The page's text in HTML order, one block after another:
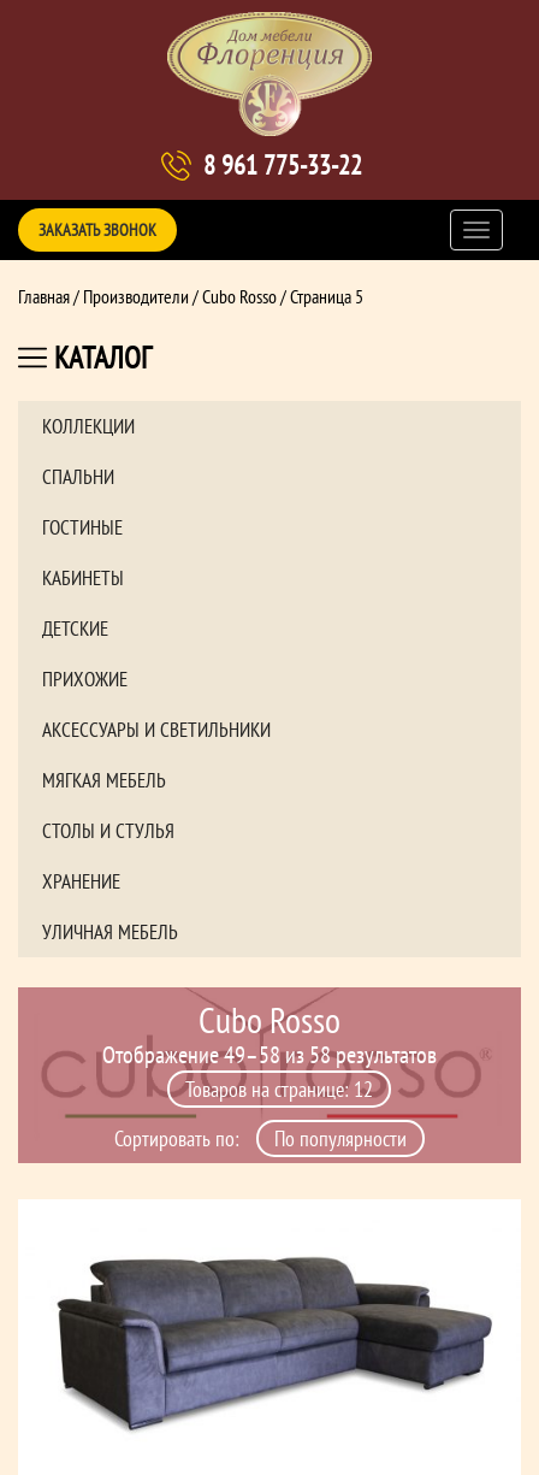
8 961 775-33-22
ЗАКАЗАТЬ ЗВОНОК
Главная/ Производители / Cubo Rosso / Страница 5
КАТАЛОГ
КОЛЛЕКЦИИ
СПАЛЬНИ
ГОСТИНЫЕ
КАБИНЕТЫ
ДЕТСКИЕ
ПРИХОЖИЕ
АКСЕССУАРЫ И СВЕТИЛЬНИКИ
МЯГКАЯ МЕБЕЛЬ
СТОЛЫ И СТУЛЬЯ
ХРАНЕНИЕ
УЛИЧНАЯ МЕБЕЛЬ
Cubo Rosso
Отображение 49–58 из 58 результатов
Сортировать по: